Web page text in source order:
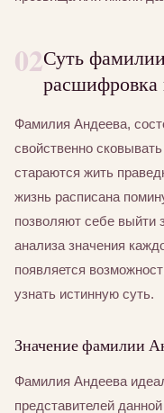
02Суть
расшифровка
Фамилия Андеева,
свойственно
стараются жить
жизнь расписана
позволяют себе выйти
анализа значения
появляется
узнать истинную суть.
Значение фамилии
Фамилия Андеева
представителей